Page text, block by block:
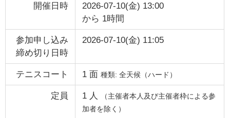
開催日時
2026-07-10(金) 13:00
から 1時間
参加申し込み
締め切り日時
2026-07-10(金) 11:05
テニスコート 1面 種類: 全天候（ハード）
定員 1 人
（主催者本人及び主催者枠による参
加者を除く）